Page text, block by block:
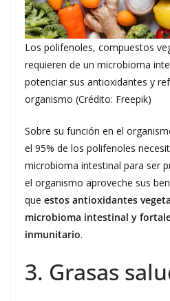
Los polifenoles, compuestos
requieren de un microbioma
potenciar sus antioxidantes y
organismo (Crédito: Freepik)
Sobre su función en el
el 95% de los polifenoles
microbioma intestinal para ser
el organismo aproveche sus
que estos antioxidantes
microbioma intestinal y
inmunitario.
3. Grasas